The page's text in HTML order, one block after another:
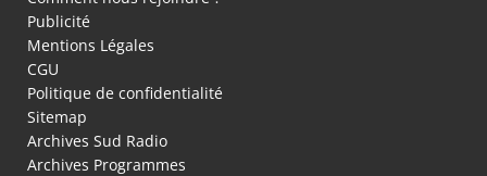
Publicité
Mentions Légales
CGU
Politique de confidentialité
Sitemap
Archives Sud Radio
Archives Programmes